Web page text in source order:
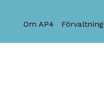
Om AP4 Förvaltning